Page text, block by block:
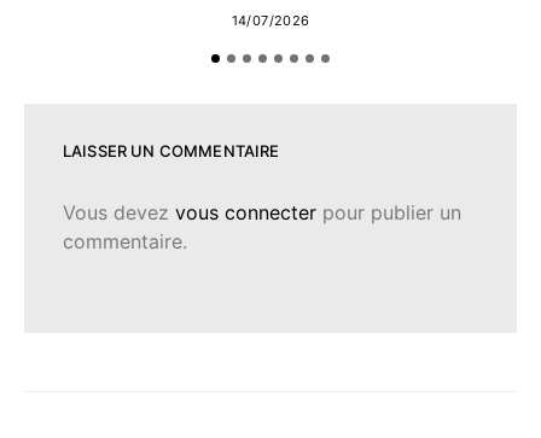
14/07/2026
LAISSER UN COMMENTAIRE
Vous devez vous connecter pour publier un
commentaire.